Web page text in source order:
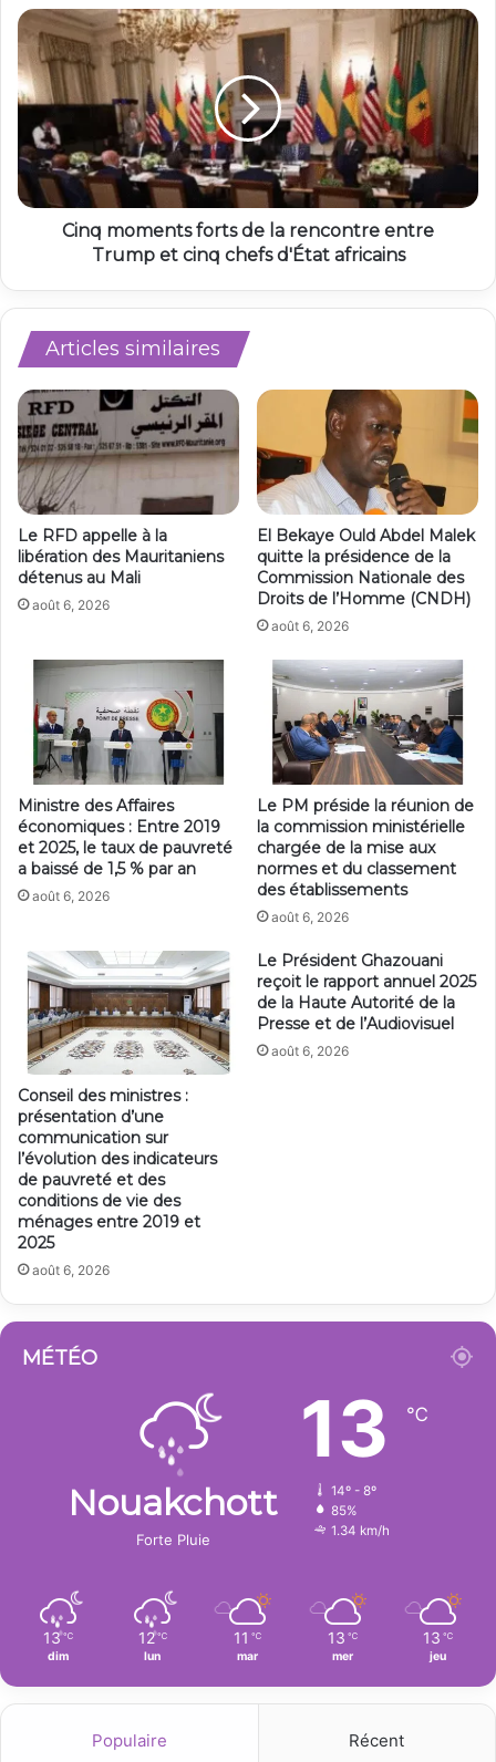
Cinq moments forts de la rencontre entre
Trump et cinq chefs d'État africains
Articles similaires
Le RFD appelle à la
libération des Mauritaniens
détenus au Mali
août 6, 2026
El Bekaye Ould Abdel Malek
quitte la présidence de la
Commission Nationale des
Droits de l’Homme (CNDH)
août 6, 2026
Ministre des Affaires
économiques : Entre 2019
et 2025, le taux de pauvreté
a baissé de 1,5 % par an
août 6, 2026
Le PM préside la réunion de
la commission ministérielle
chargée de la mise aux
normes et du classement
des établissements
août 6, 2026
Conseil des ministres :
présentation d’une
communication sur
l’évolution des indicateurs
de pauvreté et des
conditions de vie des
ménages entre 2019 et
2025
août 6, 2026
Le Président Ghazouani
reçoit le rapport annuel 2025
de la Haute Autorité de la
Presse et de l’Audiovisuel
août 6, 2026
MÉTÉO
Nouakchott
Forte Pluie
13 ℃
14º - 8º
85%
1.34 km/h
13 ℃
dim
12 ℃
lun
11 ℃
mar
13 ℃
mer
13 ℃
jeu
Populaire Récent